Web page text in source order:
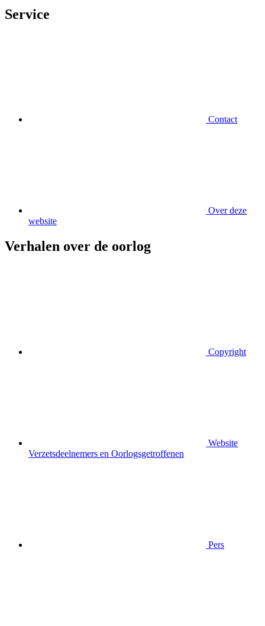
Service
Contact
Over deze
website
Verhalen over de oorlog
Copyright
Website
Verzetsdeelnemers en Oorlogsgetroffenen
Pers